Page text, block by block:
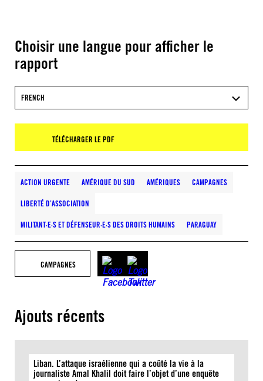
Choisir une langue pour afficher le
rapport
FRENCH
TÉLÉCHARGER LE PDF
ACTION URGENTE AMÉRIQUE DU SUD AMÉRIQUES CAMPAGNES
LIBERTÉ D’ASSOCIATION
MILITANT·E·S ET DÉFENSEUR·E·S DES DROITS HUMAINS PARAGUAY
CAMPAGNES
Ajouts récents
Liban. L’attaque israélienne qui a coûté la vie à la
journaliste Amal Khalil doit faire l’objet d’une enquête